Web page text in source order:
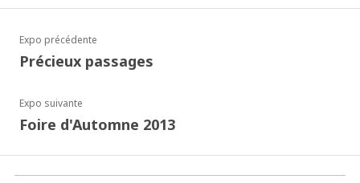
Expo précédente
Précieux passages
Expo suivante
Foire d'Automne 2013